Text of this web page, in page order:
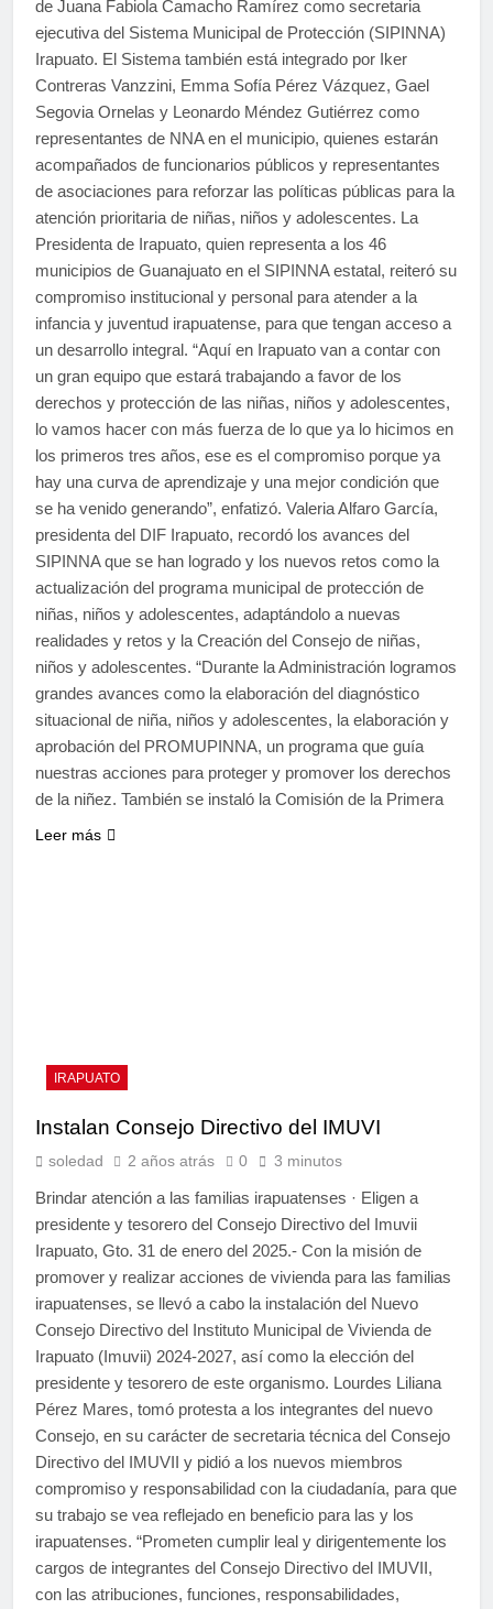
de Juana Fabiola Camacho Ramírez como secretaria
ejecutiva del Sistema Municipal de Protección (SIPINNA)
Irapuato. El Sistema también está integrado por Iker
Contreras Vanzzini, Emma Sofía Pérez Vázquez, Gael
Segovia Ornelas y Leonardo Méndez Gutiérrez como
representantes de NNA en el municipio, quienes estarán
acompañados de funcionarios públicos y representantes
de asociaciones para reforzar las políticas públicas para la
atención prioritaria de niñas, niños y adolescentes. La
Presidenta de Irapuato, quien representa a los 46
municipios de Guanajuato en el SIPINNA estatal, reiteró su
compromiso institucional y personal para atender a la
infancia y juventud irapuatense, para que tengan acceso a
un desarrollo integral. “Aquí en Irapuato van a contar con
un gran equipo que estará trabajando a favor de los
derechos y protección de las niñas, niños y adolescentes,
lo vamos hacer con más fuerza de lo que ya lo hicimos en
los primeros tres años, ese es el compromiso porque ya
hay una curva de aprendizaje y una mejor condición que
se ha venido generando”, enfatizó. Valeria Alfaro García,
presidenta del DIF Irapuato, recordó los avances del
SIPINNA que se han logrado y los nuevos retos como la
actualización del programa municipal de protección de
niñas, niños y adolescentes, adaptándolo a nuevas
realidades y retos y la Creación del Consejo de niñas,
niños y adolescentes. “Durante la Administración logramos
grandes avances como la elaboración del diagnóstico
situacional de niña, niños y adolescentes, la elaboración y
aprobación del PROMUPINNA, un programa que guía
nuestras acciones para proteger y promover los derechos
de la niñez. También se instaló la Comisión de la Primera
Leer más
IRAPUATO
Instalan Consejo Directivo del IMUVI
soledad 2 años atrás 0 3 minutos
Brindar atención a las familias irapuatenses · Eligen a
presidente y tesorero del Consejo Directivo del Imuvii
Irapuato, Gto. 31 de enero del 2025.- Con la misión de
promover y realizar acciones de vivienda para las familias
irapuatenses, se llevó a cabo la instalación del Nuevo
Consejo Directivo del Instituto Municipal de Vivienda de
Irapuato (Imuvii) 2024-2027, así como la elección del
presidente y tesorero de este organismo. Lourdes Liliana
Pérez Mares, tomó protesta a los integrantes del nuevo
Consejo, en su carácter de secretaria técnica del Consejo
Directivo del IMUVII y pidió a los nuevos miembros
compromiso y responsabilidad con la ciudadanía, para que
su trabajo se vea reflejado en beneficio para las y los
irapuatenses. “Prometen cumplir leal y dirigentemente los
cargos de integrantes del Consejo Directivo del IMUVII,
con las atribuciones, funciones, responsabilidades,